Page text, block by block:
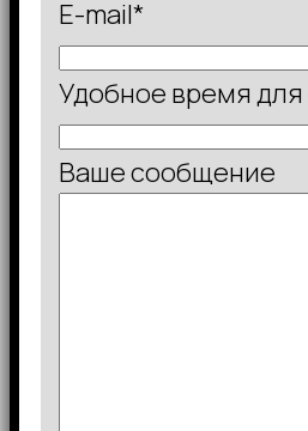
E-mail*
Удобное время для
Ваше сообщение